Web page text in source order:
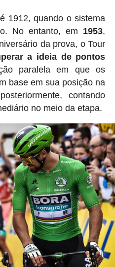
1912, quando o sistema
No entanto, em 1953,
da prova, o Tour
a ideia de pontos
paralela em que os
base em sua posição na
contando
no meio da etapa.